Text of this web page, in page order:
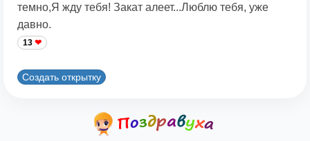
темно,Я жду тебя! Закат алеет...Люблю тебя, уже
давно.
13
Создать открытку